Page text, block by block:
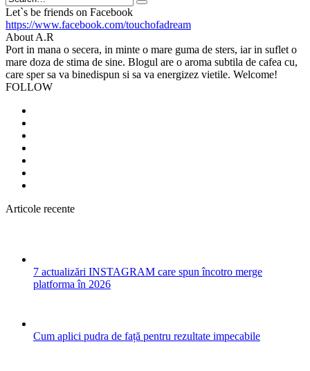
Search
Let`s be friends on Facebook
https://www.facebook.com/touchofadream
About A.R
Port in mana o secera, in minte o mare guma de sters, iar in suflet o
mare doza de stima de sine. Blogul are o aroma subtila de cafea cu,
care sper sa va binedispun si sa va energizez vietile. Welcome!
FOLLOW
Articole recente
7 actualizări INSTAGRAM care spun încotro merge
platforma în 2026
Cum aplici pudra de față pentru rezultate impecabile